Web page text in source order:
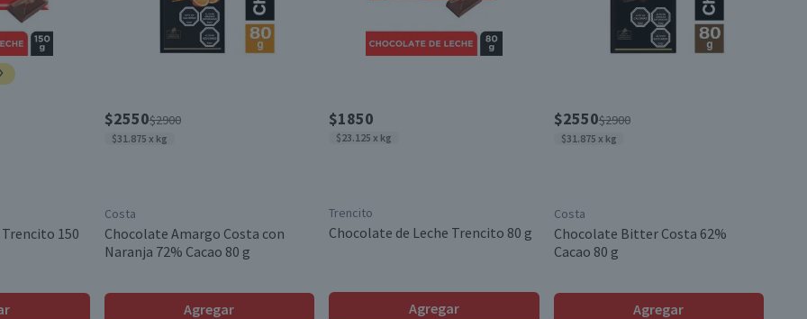
150
$2550$2900
$31.875 x kg
Costa
Chocolate Amargo Costa con
Naranja 72% Cacao 80 g
Agregar
$1850
$23.125 x kg
Trencito
Chocolate de Leche Trencito 80 g
Agregar
$2550$2900
$31.875 x kg
Costa
Chocolate Bitter Costa 62%
Cacao 80 g
Agregar